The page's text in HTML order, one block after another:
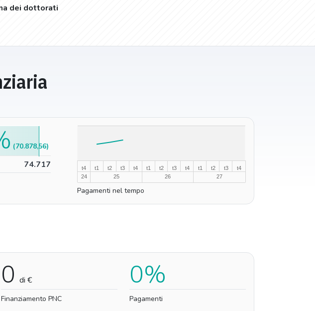
dei dottorati
74.717
(70.878,56)
t4
24
t1
25
t2 t3 t4
t1
26
t2 t3 t4
t1
27
t2 t3 t4
Pagamenti nel tempo
0 di €
Finanziamento PNC
0%
Pagamenti